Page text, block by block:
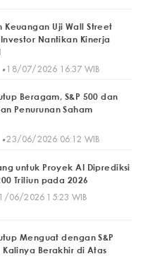
Keuangan Uji Wall Street
Nantikan Kinerja
18/07/2026 16:37 WIB
Beragam, S&P 500 dan
Penurunan Saham
23/06/2026 06:12 WIB
untuk Proyek AI Diprediksi
Triliun pada 2026
06/2026 15:23 WIB
Menguat dengan S&P
Berakhir di Atas